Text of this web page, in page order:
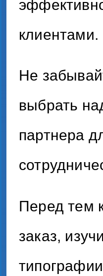
клиентами.
Не
выбрать
партнера
Перед тем
заказ,